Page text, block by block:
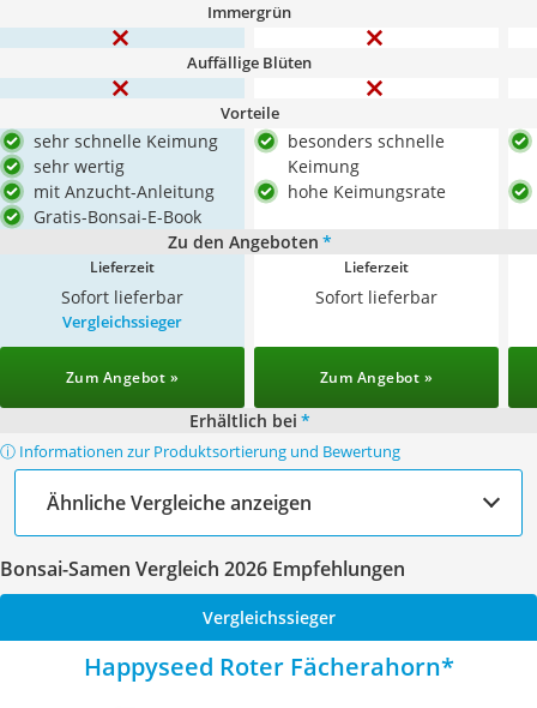
Immergrün
Auffällige Blüten
Vorteile
sehr schnelle Keimung
sehr wertig
mit Anzucht-Anleitung
Gratis-Bonsai-E-Book
besonders schnelle
Keimung
hohe Keimungsrate
Zu den Angeboten *
Lieferzeit
Sofort lieferbar
Lieferzeit
Sofort lieferbar
Vergleichssieger
Zum Angebot » Zum Angebot »
Erhältlich bei *
ⓘ Informationen zur Produktsortierung und Bewertung
Ähnliche Vergleiche anzeigen
Bonsai-Samen Vergleich 2026 Empfehlungen
Vergleichssieger
Happyseed Roter Fächerahorn